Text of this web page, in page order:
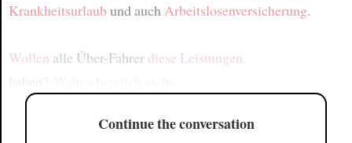
Krankheitsurlaubund auchArbeitslosenversicherung.
Wollen alle Über-Fahrer diese Leistungen
Continue the conversation